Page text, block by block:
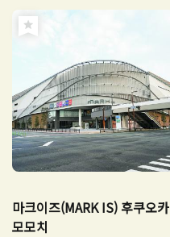
마크이즈(MARK IS) 후쿠오카
모모치